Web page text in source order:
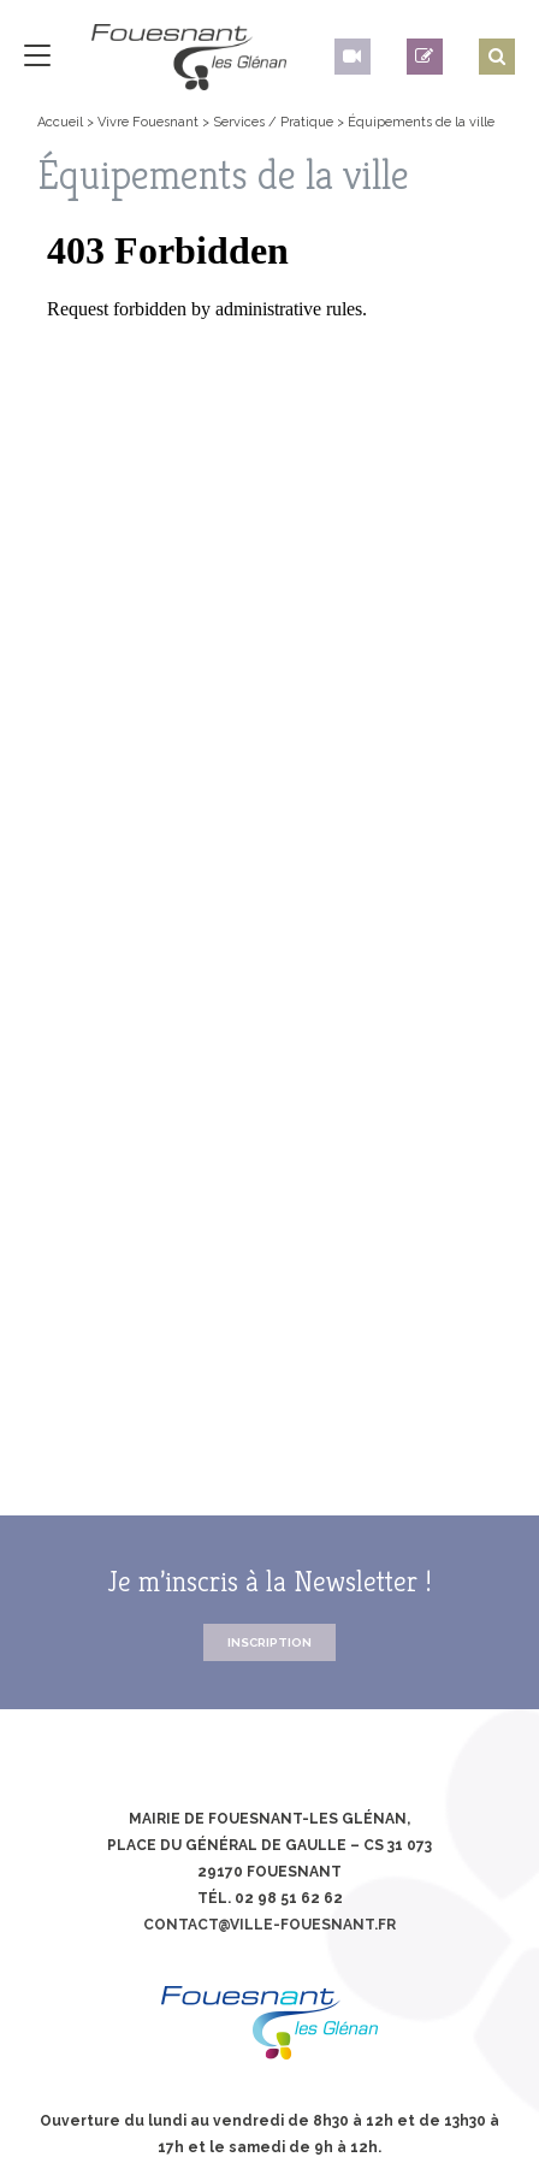
Accueil>Vivre Fouesnant > Services / Pratique > Équipements de la ville
Équipements de la ville
Je m’inscris à la Newsletter !
INSCRIPTION
MAIRIE DE FOUESNANT-LES GLÉNAN,
PLACE DU GÉNÉRAL DE GAULLE – CS 31 073
29170 FOUESNANT
TÉL. 02 98 51 62 62
CONTACT@VILLE-FOUESNANT.FR
Ouverture du lundi au vendredi de 8h30 à 12h et de 13h30 à
17h et le samedi de 9h à 12h.